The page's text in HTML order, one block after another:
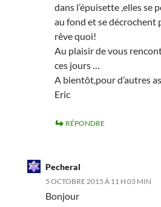
dans l’épuisette ,elles se
au fond et se décrochent
rêve quoi!
Au plaisir de vous
ces jours …
A bientôt,pour d’autres
Eric
RÉPONDRE
Pecheral
5 OCTOBRE 2015 À 11 H 03 MIN
Bonjour